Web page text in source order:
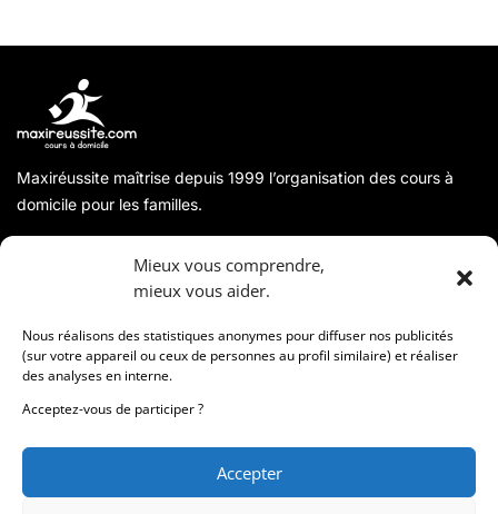
Mieux vous comprendre,
mieux vous aider.
Nous réalisons des statistiques anonymes pour diffuser nos publicités
(sur votre appareil ou ceux de personnes au profil similaire) et réaliser
des analyses en interne.
Acceptez-vous de participer ?
Accepter
Maxiréussite maîtrise depuis 1999 l’organisation des cours à
domicile pour les familles.
Coordonnées